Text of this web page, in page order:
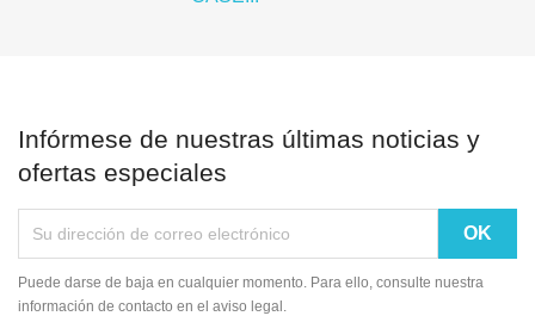
Infórmese de nuestras últimas noticias y
ofertas especiales
Puede darse de baja en cualquier momento. Para ello, consulte nuestra
información de contacto en el aviso legal.